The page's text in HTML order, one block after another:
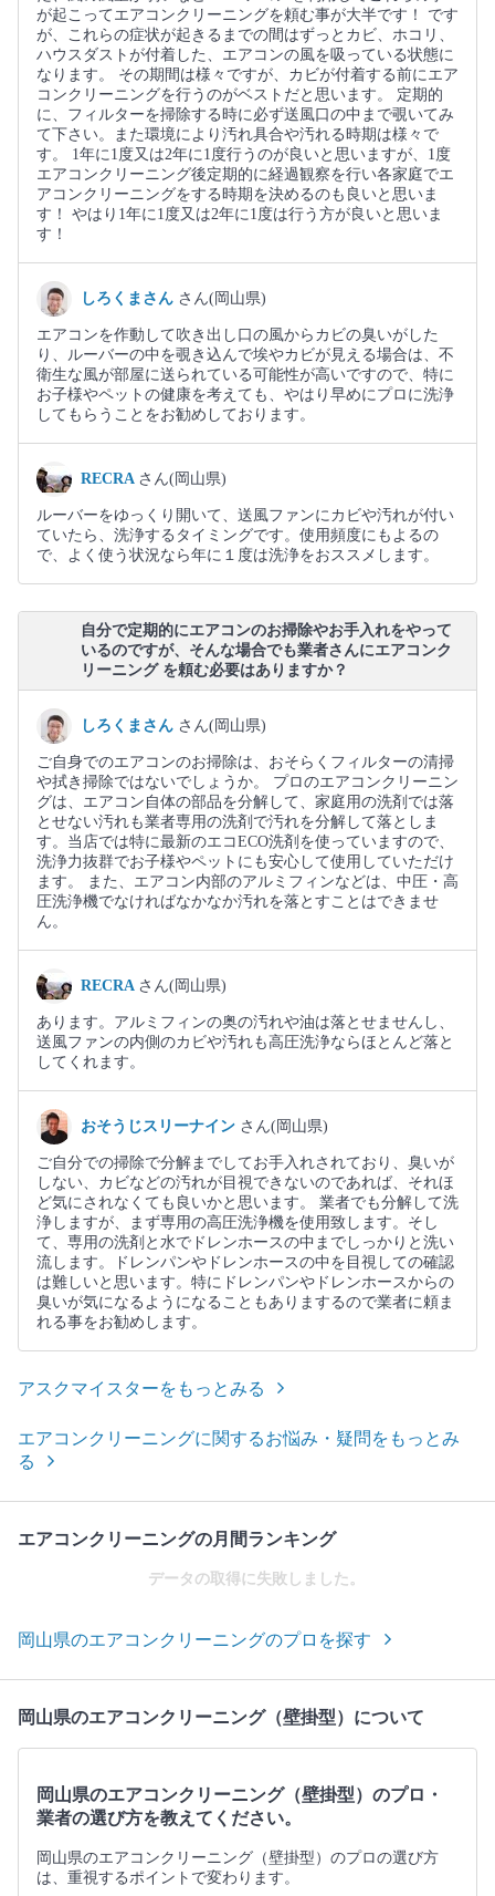
が起こってエアコンクリーニングを頼む事が大半です！ です
が、これらの症状が起きるまでの間はずっとカビ、ホコリ、
ハウスダストが付着した、エアコンの風を吸っている状態に
なります。 その期間は様々ですが、カビが付着する前にエア
コンクリーニングを行うのがベストだと思います。 定期的
に、フィルターを掃除する時に必ず送風口の中まで覗いてみ
て下さい。また環境により汚れ具合や汚れる時期は様々で
す。 1年に1度又は2年に1度行うのが良いと思いますが、1度
エアコンクリーニング後定期的に経過観察を行い各家庭でエ
アコンクリーニングをする時期を決めるのも良いと思いま
す！ やはり1年に1度又は2年に1度は行う方が良いと思いま
す！
しろくまさん さん(岡山県)
エアコンを作動して吹き出し口の風からカビの臭いがした
り、ルーバーの中を覗き込んで埃やカビが見える場合は、不
衛生な風が部屋に送られている可能性が高いですので、特に
お子様やペットの健康を考えても、やはり早めにプロに洗浄
してもらうことをお勧めしております。
RECRA さん(岡山県)
ルーバーをゆっくり開いて、送風ファンにカビや汚れが付い
ていたら、洗浄するタイミングです。使用頻度にもよるの
で、よく使う状況なら年に１度は洗浄をおススメします。
自分で定期的にエアコンのお掃除やお手入れをやって
いるのですが、そんな場合でも業者さんにエアコンク
リーニング を頼む必要はありますか？
しろくまさん さん(岡山県)
ご自身でのエアコンのお掃除は、おそらくフィルターの清掃
や拭き掃除ではないでしょうか。 プロのエアコンクリーニン
グは、エアコン自体の部品を分解して、家庭用の洗剤では落
とせない汚れも業者専用の洗剤で汚れを分解して落としま
す。当店では特に最新のエコECO洗剤を使っていますので、
洗浄力抜群でお子様やペットにも安心して使用していただけ
ます。 また、エアコン内部のアルミフィンなどは、中圧・高
圧洗浄機でなければなかなか汚れを落とすことはできませ
ん。
RECRA さん(岡山県)
あります。アルミフィンの奥の汚れや油は落とせませんし、
送風ファンの内側のカビや汚れも高圧洗浄ならほとんど落と
してくれます。
おそうじスリーナイン さん(岡山県)
ご自分での掃除で分解までしてお手入れされており、臭いが
しない、カビなどの汚れが目視できないのであれば、それほ
ど気にされなくても良いかと思います。 業者でも分解して洗
浄しますが、まず専用の高圧洗浄機を使用致します。そし
て、専用の洗剤と水でドレンホースの中までしっかりと洗い
流します。ドレンパンやドレンホースの中を目視しての確認
は難しいと思います。特にドレンパンやドレンホースからの
臭いが気になるようになることもありまするので業者に頼ま
れる事をお勧めします。
アスクマイスターをもっとみる
エアコンクリーニングに関するお悩み・疑問をもっとみ
る
エアコンクリーニングの月間ランキング
データの取得に失敗しました。
岡山県のエアコンクリーニングのプロを探す
岡山県のエアコンクリーニング（壁掛型）について
岡山県のエアコンクリーニング（壁掛型）のプロ・
業者の選び方を教えてください。
岡山県のエアコンクリーニング（壁掛型）のプロの選び方
は、重視するポイントで変わります。